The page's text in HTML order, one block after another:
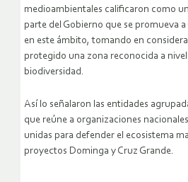
medioambientales calificaron como
parte del Gobierno que se promueva
en este ámbito, tomando en
protegido una zona reconocida a
biodiversidad.
Así lo señalaron las entidades
que reúne a organizaciones
unidas para defender el ecosistema
proyectos Dominga y Cruz Grande.